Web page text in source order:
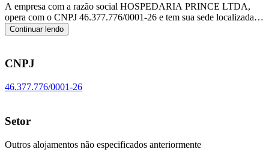
A empresa com a razão social HOSPEDARIA PRINCE LTDA,
opera com o CNPJ 46.377.776/0001-26 e tem sua sede localizada
em Sao Paulo/SP.
alojamentos não especificados anteriormente, de acordo com o
Continuar lendo
CNPJ
46.377.776/0001-26
Setor
Outros alojamentos não especificados anteriormente